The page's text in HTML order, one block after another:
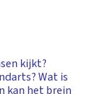
kijkt?
Wat is
kan het brein